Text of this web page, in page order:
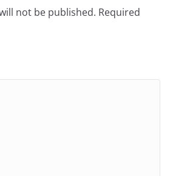
not be published. Required